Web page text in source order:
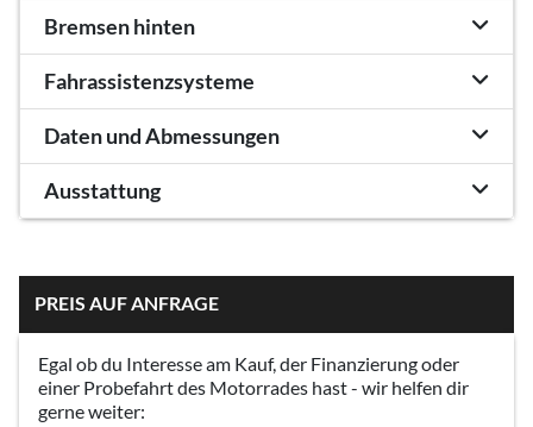
Bremsen hinten
Fahrassistenzsysteme
Daten und Abmessungen
Ausstattung
PREIS AUF ANFRAGE
Egal ob du Interesse am Kauf, der Finanzierung oder
einer Probefahrt des Motorrades hast - wir helfen dir
gerne weiter: